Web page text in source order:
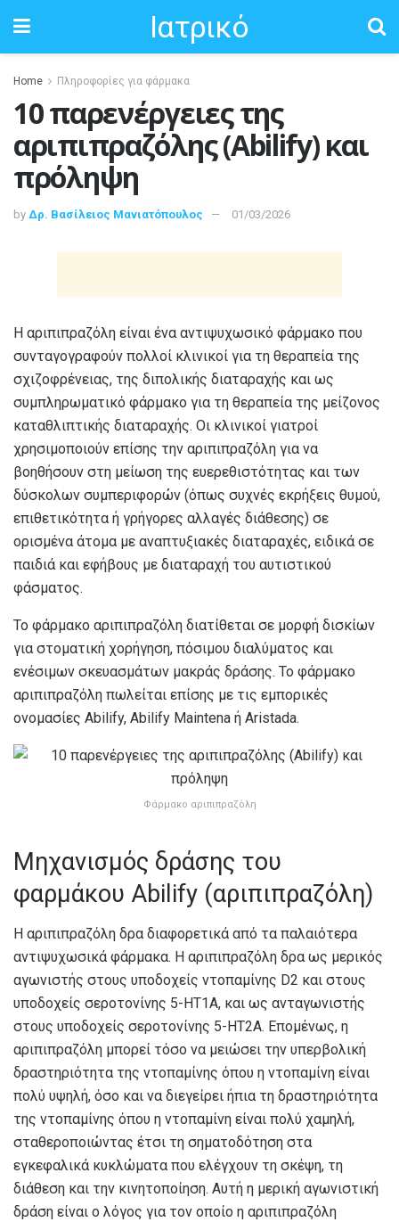
Ιατρικό
Home Πληροφορίες για φάρμακα
10 παρενέργειες της
αριπιπραζόλης (Abilify) και
πρόληψη
by Δρ. Βασίλειος Μανιατόπουλος 01/03/2026
Η αριπιπραζόλη είναι ένα αντιψυχωσικό φάρμακο που
συνταγογραφούν πολλοί κλινικοί για τη θεραπεία της
σχιζοφρένειας, της διπολικής διαταραχής και ως
συμπληρωματικό φάρμακο για τη θεραπεία της μείζονος
καταθλιπτικής διαταραχής. Οι κλινικοί γιατροί
χρησιμοποιούν επίσης την αριπιπραζόλη για να
βοηθήσουν στη μείωση της ευερεθιστότητας και των
δύσκολων συμπεριφορών (όπως συχνές εκρήξεις θυμού,
επιθετικότητα ή γρήγορες αλλαγές διάθεσης) σε
ορισμένα άτομα με αναπτυξιακές διαταραχές, ειδικά σε
παιδιά και εφήβους με διαταραχή του αυτιστικού
φάσματος.
Το φάρμακο αριπιπραζόλη διατίθεται σε μορφή δισκίων
για στοματική χορήγηση, πόσιμου διαλύματος και
ενέσιμων σκευασμάτων μακράς δράσης. Το φάρμακο
αριπιπραζόλη πωλείται επίσης με τις εμπορικές
ονομασίες Abilify, Abilify Maintena ή Aristada.
Φάρμακο αριπιπραζόλη
Μηχανισμός δράσης του
φαρμάκου Abilify (αριπιπραζόλη)
Η αριπιπραζόλη δρα διαφορετικά από τα παλαιότερα
αντιψυχωσικά φάρμακα. Η αριπιπραζόλη δρα ως μερικός
αγωνιστής στους υποδοχείς ντοπαμίνης D2 και στους
υποδοχείς σεροτονίνης 5-HT1A, και ως ανταγωνιστής
στους υποδοχείς σεροτονίνης 5-HT2A. Επομένως, η
αριπιπραζόλη μπορεί τόσο να μειώσει την υπερβολική
δραστηριότητα της ντοπαμίνης όπου η ντοπαμίνη είναι
πολύ υψηλή, όσο και να διεγείρει ήπια τη δραστηριότητα
της ντοπαμίνης όπου η ντοπαμίνη είναι πολύ χαμηλή,
σταθεροποιώντας έτσι τη σηματοδότηση στα
εγκεφαλικά κυκλώματα που ελέγχουν τη σκέψη, τη
διάθεση και την κινητοποίηση. Αυτή η μερική αγωνιστική
δράση είναι ο λόγος για τον οποίο η αριπιπραζόλη